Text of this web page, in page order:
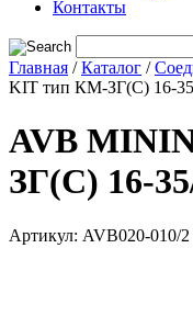
Контакты
Главная /Каталог /
KIT тип КМ-ЗГ(С) 16-
AVB
ЗГ(С) 16-
Артикул: AVB020-010/2